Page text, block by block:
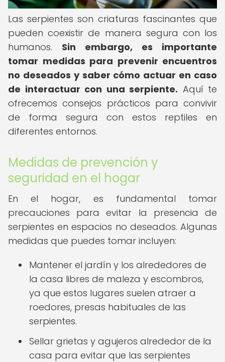
Las serpientes son criaturas fascinantes que
pueden coexistir de manera segura con los
humanos. Sin embargo, es importante
tomar medidas para prevenir encuentros
no deseados y saber cómo actuar en caso
de interactuar con una serpiente. Aquí te
ofrecemos consejos prácticos para convivir
de forma segura con estos reptiles en
diferentes entornos.
Medidas de prevención y
seguridad en el hogar
En el hogar, es fundamental tomar
precauciones para evitar la presencia de
serpientes en espacios no deseados. Algunas
medidas que puedes tomar incluyen:
Mantener el jardín y los alrededores de
la casa libres de maleza y escombros,
ya que estos lugares suelen atraer a
roedores, presas habituales de las
serpientes.
Sellar grietas y agujeros alrededor de la
casa para evitar que las serpientes